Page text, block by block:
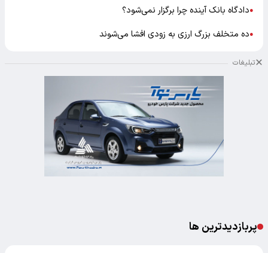
●دادگاه بانک آینده چرا برگزار نمی‌شود؟
●ده متخلف بزرگ ارزی به زودی افشا می‌شوند
تبلیغات
پربازدیدترین ها